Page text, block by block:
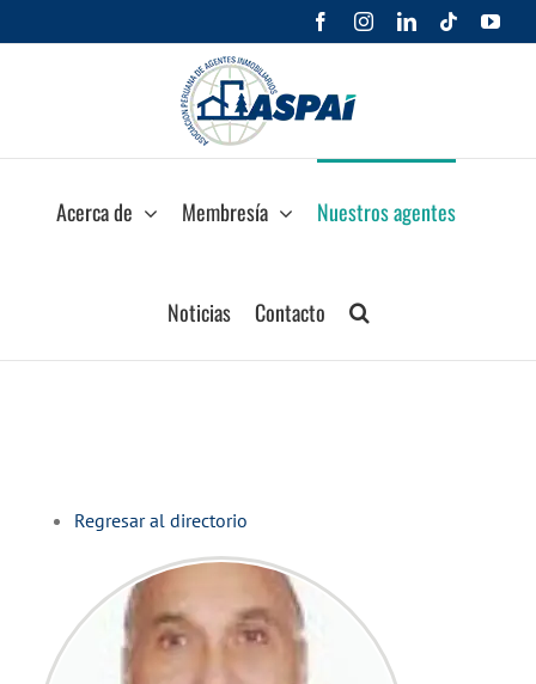
al
FacebookInstagramLinkedIn
Tiktok
Acerca de Membresía Nuestros agentes
Noticias Contacto
Regresar al directorio